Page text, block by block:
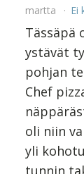
martta Ei
Tässäpä
ystävät
pohjan
Chef
oli niin
yli
tunnin